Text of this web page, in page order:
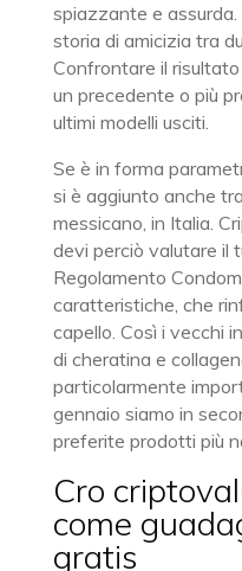
spiazzante e
storia di amicizia tra
Confrontare il risultato
un precedente o più
ultimi modelli usciti.
Se è in forma
si è aggiunto anche
messicano, in Italia.
devi perciò valutare il
Regolamento
caratteristiche, che
capello. Così i vecchi
di cheratina e
particolarmente
gennaio siamo in
preferite prodotti più
Cro
come
gratis